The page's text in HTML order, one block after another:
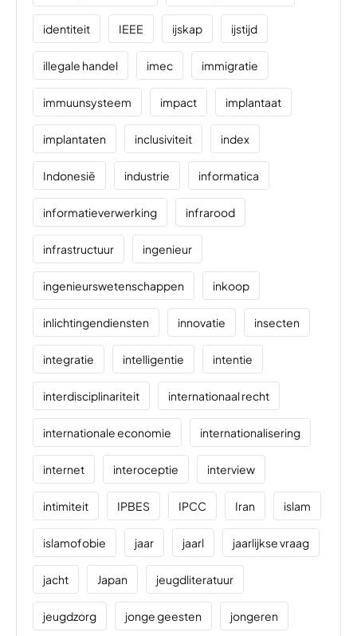
identiteit IEEE ijskap ijstijd
illegale handel imec immigratie
immuunsysteem impact implantaat
implantaten inclusiviteit index
Indonesië industrie informatica
informatieverwerking infrarood
infrastructuur ingenieur
ingenieurswetenschappen inkoop
inlichtingendiensten innovatie insecten
integratie intelligentie intentie
interdisciplinariteit internationaal recht
internationale economie internationalisering
internet interoceptie interview
intimiteit IPBES IPCC Iran islam
islamofobie jaar jaarl jaarlijkse vraag
jacht Japan jeugdliteratuur
jeugdzorg jonge geesten jongeren